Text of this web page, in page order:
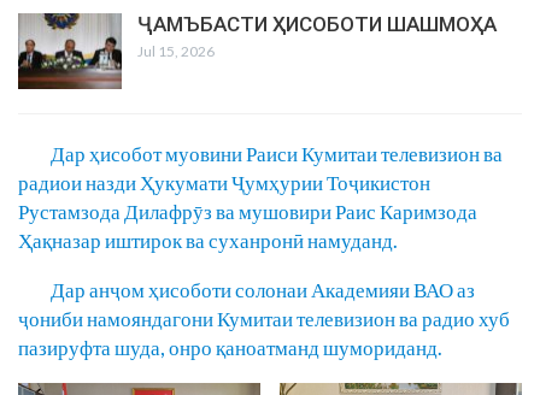
ҶАМЪБАСТИ ҲИСОБОТИ ШАШМОҲА
Jul 15, 2026
Дар ҳисобот муовини Раиси Кумитаи телевизион ва
радиои назди Ҳукумати Ҷумҳурии Тоҷикистон
Рустамзода Дилафрӯз ва мушовири Раис Каримзода
Ҳақназар иштирок ва суханронӣ намуданд.
Дар анҷом ҳисоботи солонаи Академияи ВАО аз
ҷониби намояндагони Кумитаи телевизион ва радио хуб
пазируфта шуда, онро қаноатманд шумориданд.